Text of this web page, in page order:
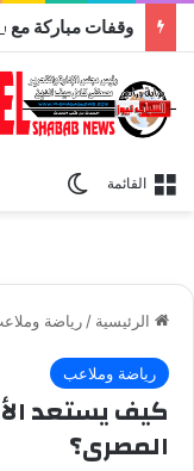
القائمة
الرئيسية / رياضة
رياضة وملاعب
كيف يستعد
المصرى؟